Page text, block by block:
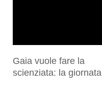
Gaia vuole fare la
scienziata: la giornata